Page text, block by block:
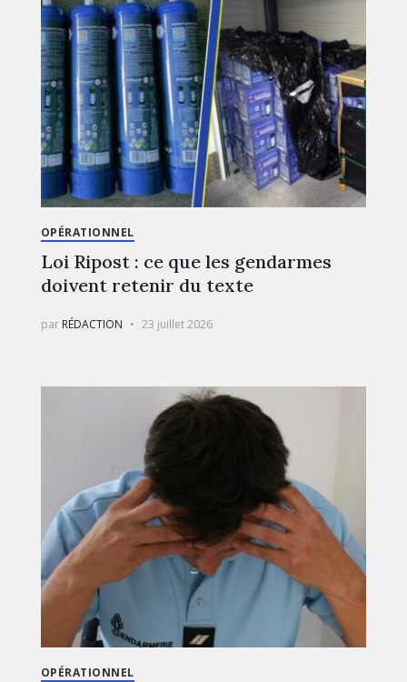
OPÉRATIONNEL
Loi Ripost : ce que les gendarmes
doivent retenir du texte
par RÉDACTION 23 juillet 2026
OPÉRATIONNEL